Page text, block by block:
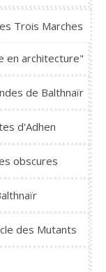
Trois Marches
en architecture"
de Balthnaïr
d'Adhen
obscures
des Mutants